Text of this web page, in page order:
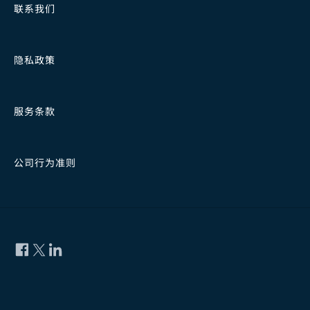
联系我们
隐私政策
服务条款
公司行为准则